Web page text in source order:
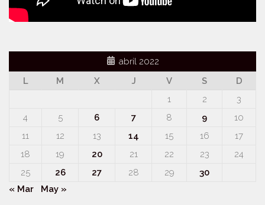
abril 2022
L
M X J V S
D
1
2
3
4
5 6 7 8 9
10
11
12 13 14 15 16
17
18
19 20 21 22 23
24
25
26 27 28 29
30
« Mar
May »